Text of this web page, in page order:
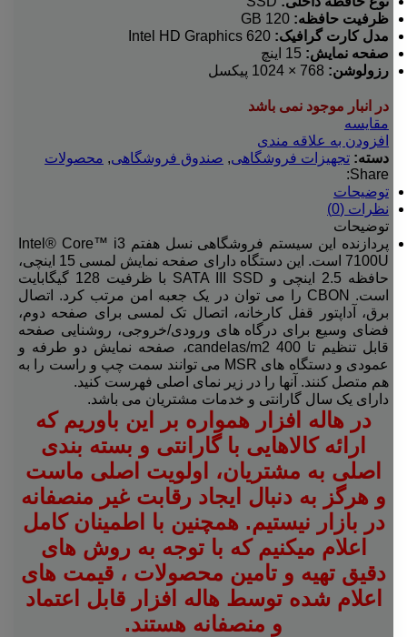
ظرفیت حافظه:
مدل کارت گرافیک:
صفحه نمایش:
رزولوشن:
در انبار موجود نمی باشد
مقایسه
افزودن به علاقه مندی
دسته: تجهیزات فروشگاهی, صندوق فروشگاهی, محصولات
Share:
توضیحات
نظرات (0)
توضیحات
پردازنده این سیستم فروشگاهی نسل هفتم Intel® Core™ i3
7100U است. این دستگاه دارای صفحه نمایش لمسی 15 اینچی،
حافظه 2.5 اینچی و SATA III SSD با ظرفیت 128 گیگابایت
است. CBON را می توان در یک جعبه امن مرتب کرد. اتصال
برق، آداپتور قفل کارخانه، اتصال تک لمسی برای صفحه دوم،
فضای وسیع برای درگاه های ورودی/خروجی، روشنایی صفحه
قابل تنظیم تا 400 candelas/m2، صفحه نمایش دو طرفه و
عمودی و دستگاه های MSR می توانند سمت چپ و راست را به
هم متصل کنند. آنها را در زیر نمای اصلی فهرست کنید.
دارای یک سال گارانتی و خدمات مشتریان می باشد.
در هاله افزار همواره بر این باوریم که
ارائه کالاهایی با گارانتی و بسته بندی
اصلی به مشتریان، اولویت اصلی ماست
و هرگز به دنبال ایجاد رقابت غیر منصفانه
در بازار نیستیم. همچنین با اطمینان کامل
اعلام میکنیم که با توجه به روش های
دقیق تهیه و تامین محصولات ، قیمت های
اعلام شده توسط هاله افزار قابل اعتماد
و منصفانه هستند.